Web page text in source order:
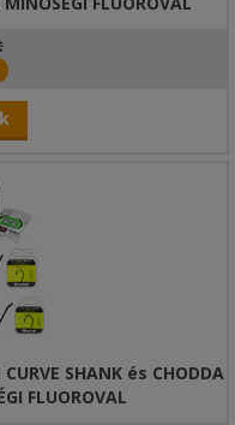
CURVE SHANK és CHODDA
FLUOROVAL